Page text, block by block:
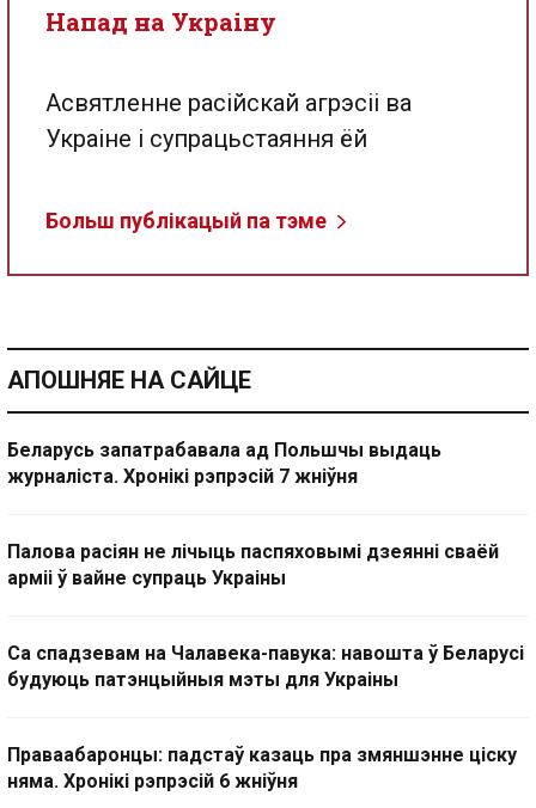
Напад на Украіну
Асвятленне расійскай агрэсіі ва
Украіне і супрацьстаяння ёй
Больш публікацый па тэме
АПОШНЯЕ НА САЙЦЕ
Беларусь запатрабавала ад Польшчы выдаць
журналіста. Хронікі рэпрэсій 7 жніўня
Палова расіян не лічыць паспяховымі дзеянні сваёй
арміі ў вайне супраць Украіны
Са спадзевам на Чалавека-павука: навошта ў Беларусі
будуюць патэнцыйныя мэты для Украіны
Праваабаронцы: падстаў казаць пра змяншэнне ціску
няма. Хронікі рэпрэсій 6 жніўня